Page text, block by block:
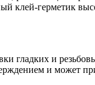
герметик
гладких и
и может